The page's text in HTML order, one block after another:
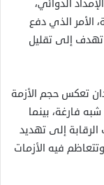
الدوائي،
الأمر الذي دفع
إلى تقليل
تعكس حجم الأزمة
فارغة، بينما
الرقابة إلى تهديد
فيه الأزمات